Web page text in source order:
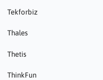
Tekforbiz
Thales
Thetis
ThinkFun